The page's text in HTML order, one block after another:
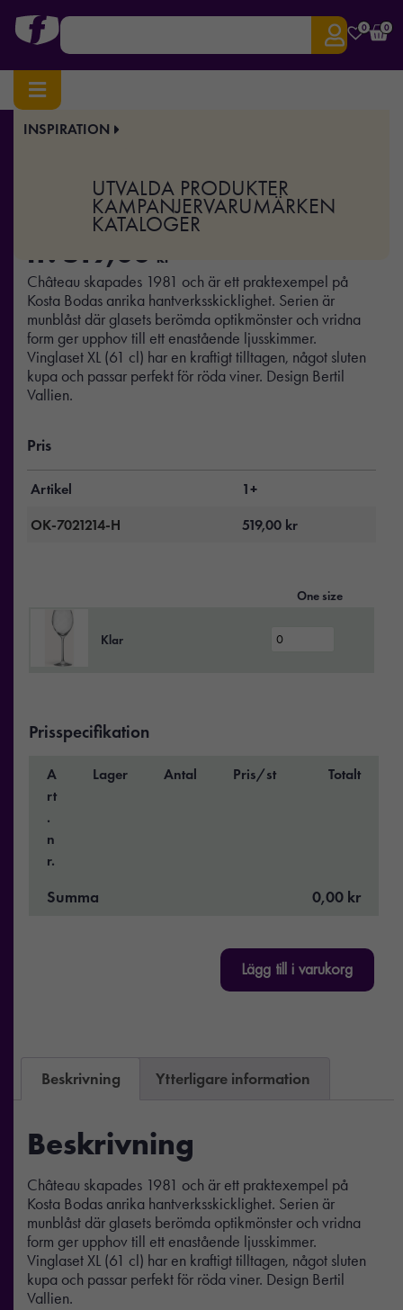
0 0
INSPIRATION
UTVALDA PRODUKTER
KAMPANJERVARUMÄRKEN
KATALOGER
Hem/Hem & Kök/ Château vinglas 61cl
Château vinglas 61cl
fr. 519,00 kr
Château skapades 1981 och är ett praktexempel på
Kosta Bodas anrika hantverksskicklighet. Serien är
munblåst där glasets berömda optikmönster och vridna
form ger upphov till ett enastående ljusskimmer.
Vinglaset XL (61 cl) har en kraftigt tilltagen, något sluten
kupa och passar perfekt för röda viner. Design Bertil
Vallien.
Pris
Artikel
1+
OK-7021214-H
519,00 kr
One size
Klar
Prisspecifikation
A
rt
.
n
r.
Lager Antal Pris/st Totalt
Summa 0,00 kr
Lägg till i varukorg
Beskrivning Ytterligare information
Beskrivning
Château skapades 1981 och är ett praktexempel på
Kosta Bodas anrika hantverksskicklighet. Serien är
munblåst där glasets berömda optikmönster och vridna
form ger upphov till ett enastående ljusskimmer.
Vinglaset XL (61 cl) har en kraftigt tilltagen, något sluten
kupa och passar perfekt för röda viner. Design Bertil
Vallien.